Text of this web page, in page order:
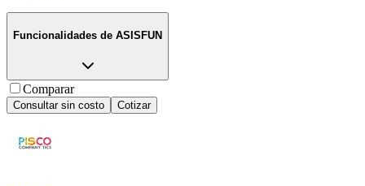
Funcionalidades de ASISFUN
Comparar
Consultar sin costo Cotizar